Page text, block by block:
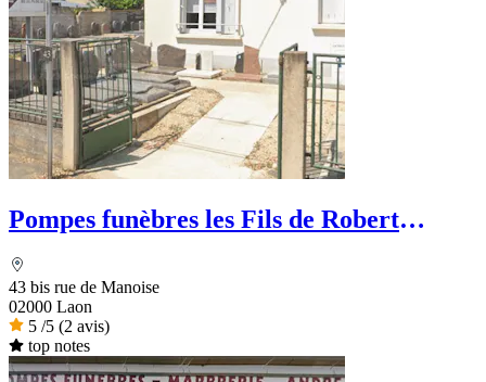
Pompes funèbres les Fils de Robert
43 bis rue de Manoise
02000 Laon
5 /5 (2 avis)
top notes